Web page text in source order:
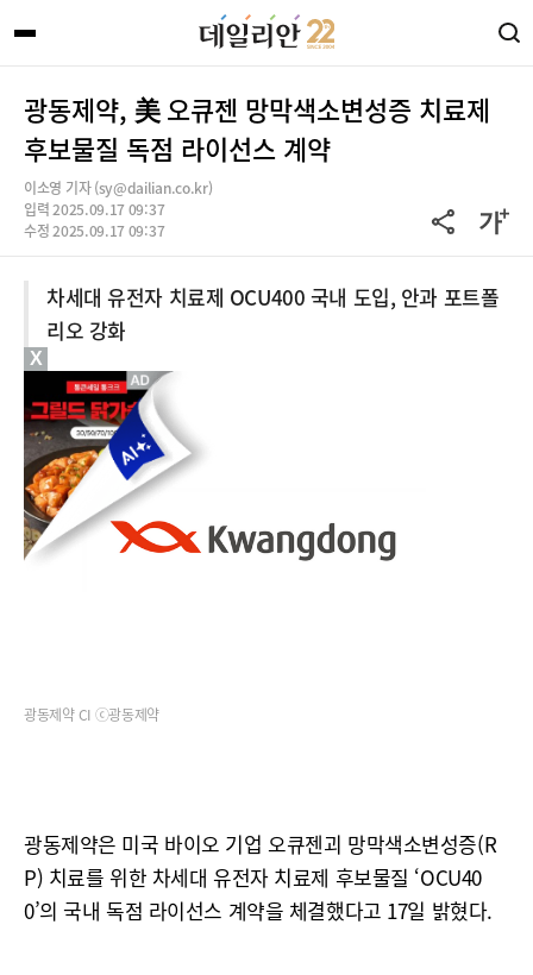
광동제약, 美 오큐젠 망막색소변성증 치료제
후보물질 독점 라이선스 계약
이소영 기자 (sy@dailian.co.kr)
입력 2025.09.17 09:37
수정 2025.09.17 09:37
차세대 유전자 치료제 OCU400 국내 도입, 안과 포트폴
리오 강화
광동제약 CI ⓒ광동제약
광동제약은 미국 바이오 기업 오큐젠괴 망막색소변성증(R
P) 치료를 위한 차세대 유전자 치료제 후보물질 ‘OCU40
0’의 국내 독점 라이선스 계약을 체결했다고 17일 밝혔다.
X